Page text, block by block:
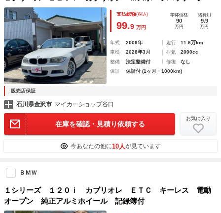
支払総額(税込)
99.9 万円
本体価格
90
万円
諸費用
9.9
万円
年式 2009年 走行
11.6万km
車検
2028年3月 排気
2000cc
整備
法定整備付 修復
なし
保証
保証付 (1ヶ月・1000km)
販売店保証
石川県金沢市 マイカーショップ谷口
在庫を確認・見積り依頼する
お気に入り
今あなたの他に10人が見ています
ＢＭＷ
１シリーズ １２０ｉ カブリオレ ＥＴＣ キーレス 電動
オープン 純正アルミホイール 記録簿付